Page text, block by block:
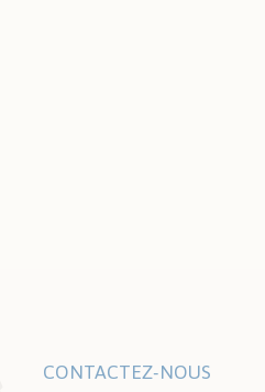
CONTACTEZ-NOUS